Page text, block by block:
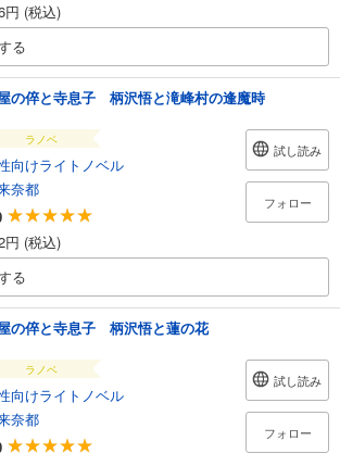
円 (税込)
る
の倅と寺息子 柄沢悟と滝峰村の逢魔時
ラノベ
向けライトノベル
奈都
円 (税込)
試し読み
フォロー
る
の倅と寺息子 柄沢悟と蓮の花
ラノベ
向けライトノベル
奈都
試し読み
フォロー